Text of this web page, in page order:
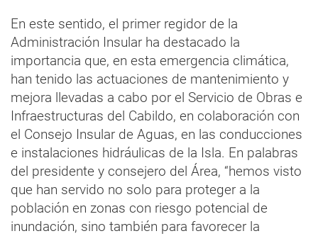
En este sentido, el primer regidor de la
Administración Insular ha destacado la
importancia que, en esta emergencia climática,
han tenido las actuaciones de mantenimiento y
mejora llevadas a cabo por el Servicio de Obras e
Infraestructuras del Cabildo, en colaboración con
el Consejo Insular de Aguas, en las conducciones
e instalaciones hidráulicas de la Isla. En palabras
del presidente y consejero del Área, “hemos visto
que han servido no solo para proteger a la
población en zonas con riesgo potencial de
inundación, sino también para favorecer la